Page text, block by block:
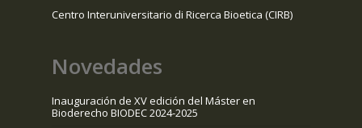
Centro Interuniversitario di Ricerca Bioetica (CIRB)
Novedades
Inauguración de XV edición del Máster en
Bioderecho BIODEC 2024-2025